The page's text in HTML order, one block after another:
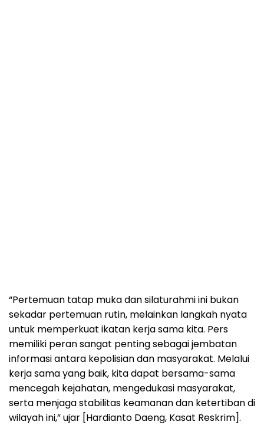
“Pertemuan tatap muka dan silaturahmi ini bukan
sekadar pertemuan rutin, melainkan langkah nyata
untuk memperkuat ikatan kerja sama kita. Pers
memiliki peran sangat penting sebagai jembatan
informasi antara kepolisian dan masyarakat. Melalui
kerja sama yang baik, kita dapat bersama-sama
mencegah kejahatan, mengedukasi masyarakat,
serta menjaga stabilitas keamanan dan ketertiban di
wilayah ini,” ujar [Hardianto Daeng, Kasat Reskrim].